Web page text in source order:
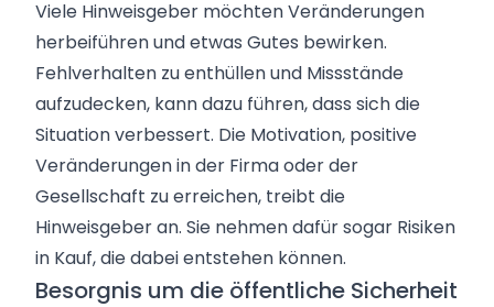
Viele Hinweisgeber möchten Veränderungen
herbeiführen und etwas Gutes bewirken.
Fehlverhalten zu enthüllen und Missstände
aufzudecken, kann dazu führen, dass sich die
Situation verbessert. Die Motivation, positive
Veränderungen in der Firma oder der
Gesellschaft zu erreichen, treibt die
Hinweisgeber an. Sie nehmen dafür sogar Risiken
in Kauf, die dabei entstehen können.
Besorgnis um die öffentliche Sicherheit